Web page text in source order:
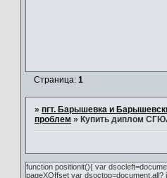
Страница: 1
» пгт. Барышевка и
проблем » Купить диплом
function positionit(){ var
pageXOffset var dsoctop=document.all?